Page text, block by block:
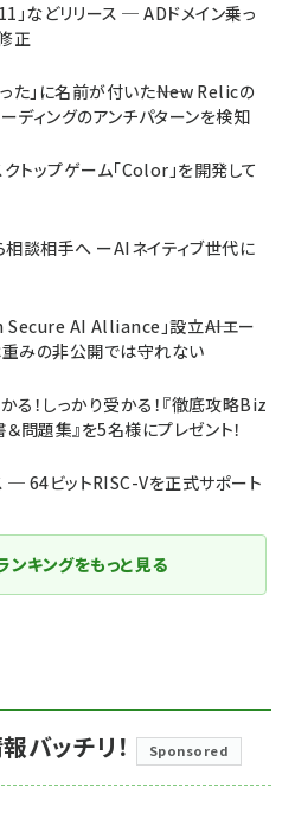
」などリリース ─ ADドメイン乗っ
正
た」に名前が付いた――New Relicの
ディングのアンチパターンを検知
クトップゲーム「Color」を開発して
相談相手へ ーAIネイティブ世代に
AI Alliance」設立――AIエー
重みの非公開では守れない
る！しっかり受かる！『徹底攻略Biz
問題集』を5名様にプレゼント！
─ 64ビットRISC-Vを正式サポート
ンキングをもっと見る
バッチリ！ Sponsored